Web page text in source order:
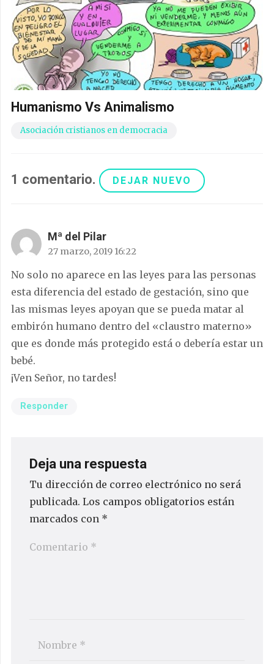
Humanismo Vs Animalismo
Asociación cristianos en democracia
1 comentario. DEJAR NUEVO
Mª del Pilar
27 marzo, 2019 16:22
No solo no aparece en las leyes para las personas
esta diferencia del estado de gestación, sino que
las mismas leyes apoyan que se pueda matar al
embirón humano dentro del «claustro materno»
que es donde más protegido está o debería estar un
bebé.
¡Ven Señor, no tardes!
Responder
Deja una respuesta
Tu dirección de correo electrónico no será
publicada. Los campos obligatorios están
marcados con *